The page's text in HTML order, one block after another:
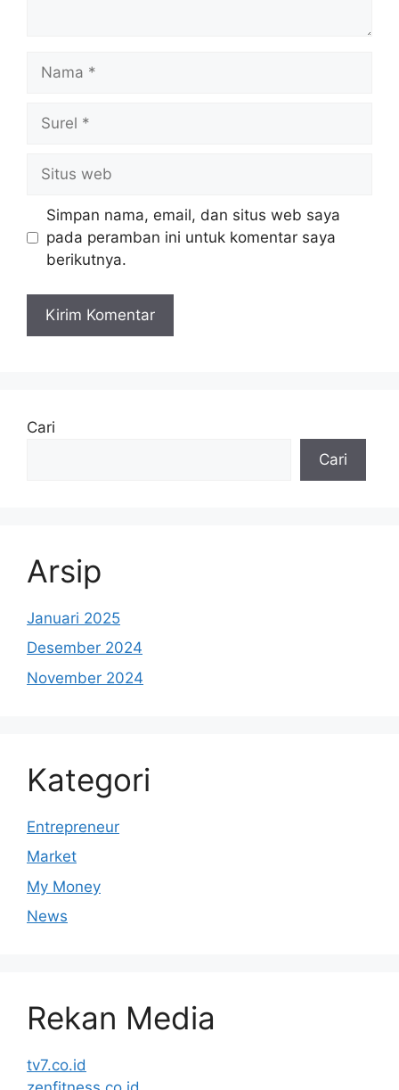
Nama
Surel
Situs
web
Simpan nama, email, dan situs web saya
pada peramban ini untuk komentar saya
berikutnya.
Cari
Cari
Arsip
Januari 2025
Desember 2024
November 2024
Kategori
Entrepreneur
Market
My Money
News
Rekan Media
tv7.co.id